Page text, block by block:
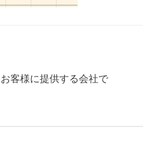
客様に提供する会社で